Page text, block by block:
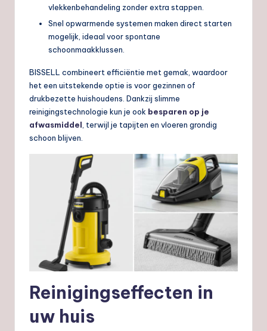
vlekkenbehandeling zonder extra stappen.
Snel opwarmende systemen maken direct starten
mogelijk, ideaal voor spontane
schoonmaakklussen.
BISSELL combineert efficiëntie met gemak, waardoor
het een uitstekende optie is voor gezinnen of
drukbezette huishoudens. Dankzij slimme
reinigingstechnologie kun je ook besparen op je
afwasmiddel, terwijl je tapijten en vloeren grondig
schoon blijven.
Reinigingseffecten in
uw huis